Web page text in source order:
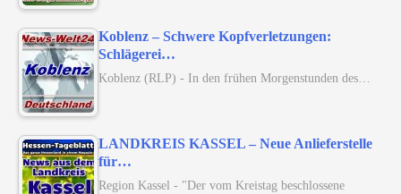
Koblenz – Schwere Kopfverletzungen:
Schlägerei…
Koblenz (RLP) - In den frühen Morgenstunden des…
LANDKREIS KASSEL – Neue Anlieferstelle
für…
Region Kassel - "Der vom Kreistag beschlossene